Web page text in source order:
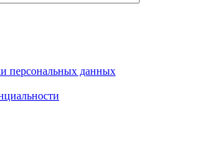
персональных данных